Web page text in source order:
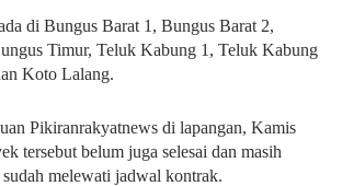
di Bungus Barat 1, Bungus Barat 2,
Timur, Teluk Kabung 1, Teluk Kabung
Koto Lalang.
Pikiranrakyatnews di lapangan, Kamis
tersebut belum juga selesai dan masih
melewati jadwal kontrak.